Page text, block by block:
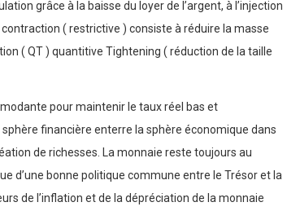
grâce à la baisse du loyer de l’argent, à l’injection
( restrictive ) consiste à réduire la masse
( QT ) quantitive Tightening ( réduction de la taille
pour maintenir le taux réel bas et
financière enterre la sphère économique dans
de richesses. La monnaie reste toujours au
d’une bonne politique commune entre le Trésor et la
de l’inflation et de la dépréciation de la monnaie